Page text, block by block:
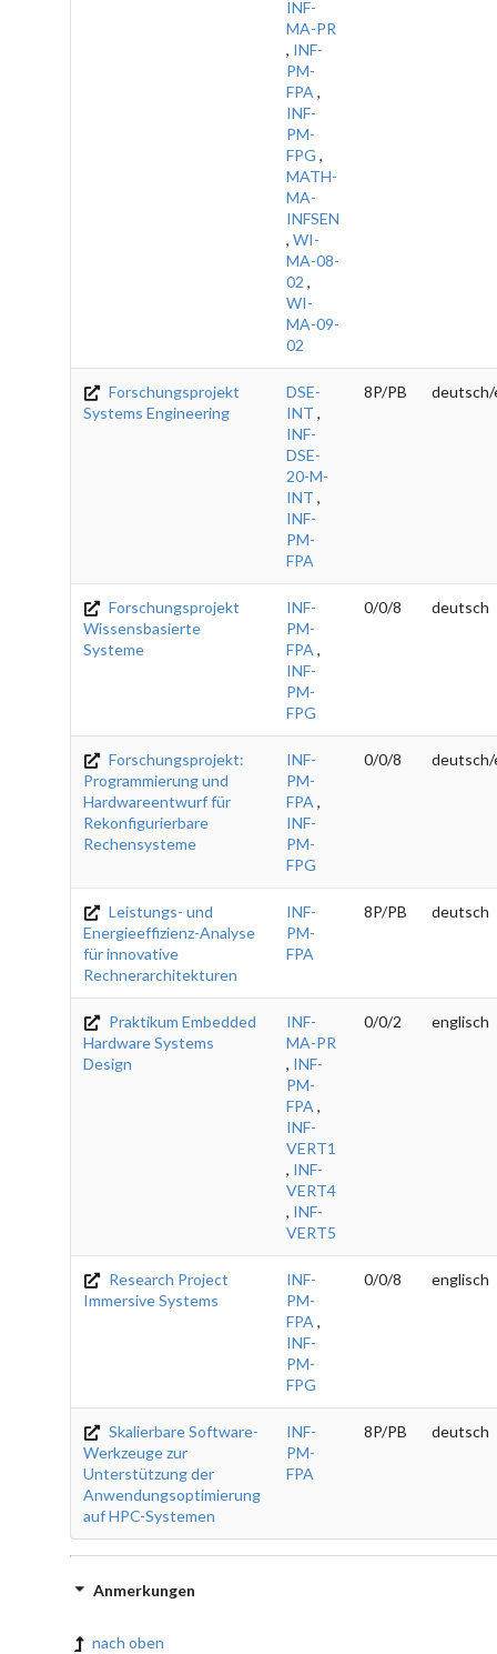
INF-
MA-PR
, INF-
PM-
FPA ,
INF-
PM-
FPG ,
MATH-
MA-
INFSEN
, WI-
MA-08-
02 ,
WI-
MA-09-
02
Forschungsprojekt
Systems Engineering
DSE-
INT ,
INF-
DSE-
20-M-
INT ,
INF-
PM-
FPA
8P/PB deutsch/
Forschungsprojekt
Wissensbasierte
Systeme
INF-
PM-
FPA ,
INF-
PM-
FPG
0/0/8 deutsch
Forschungsprojekt:
Programmierung und
Hardwareentwurf für
Rekonfigurierbare
Rechensysteme
INF-
PM-
FPA ,
INF-
PM-
FPG
0/0/8 deutsch/
Leistungs- und
Energieeffizienz-Analyse
für innovative
Rechnerarchitekturen
INF-
PM-
FPA
8P/PB deutsch
Praktikum Embedded
Hardware Systems
Design
INF-
MA-PR
, INF-
PM-
FPA ,
INF-
VERT1
, INF-
VERT4
, INF-
VERT5
0/0/2 englisch
Research Project
Immersive Systems
INF-
PM-
FPA ,
INF-
PM-
FPG
0/0/8 englisch
Skalierbare Software-
Werkzeuge zur
Unterstützung der
Anwendungsoptimierung
auf HPC-Systemen
INF-
PM-
FPA
8P/PB deutsch
Anmerkungen
nach oben